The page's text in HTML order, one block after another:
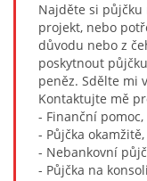
Najděte si půjčku
projekt, nebo
důvodu nebo z
poskytnout
peněz. Sdělte mi
Kontaktujte mě
- Finanční pomoc,
- Půjčka okamžitě,
- Nebankovní
- Půjčka na